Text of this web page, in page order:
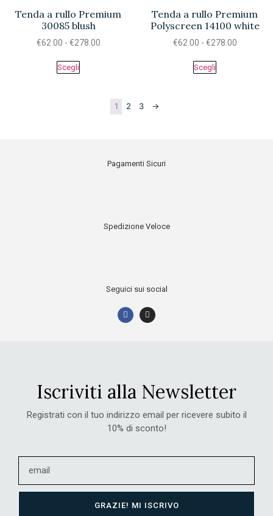
Tenda a rullo Premium
30085 blush
€62.00 - €278.00
Scegli
Tenda a rullo Premium
Polyscreen 14100 white
€62.00 - €278.00
Scegli
1 2 3 →
Pagamenti Sicuri
Spedizione Veloce
Seguici sui social
Iscriviti alla Newsletter
Registrati con il tuo indirizzo email per ricevere subito il
10% di sconto!
GRAZIE! MI ISCRIVO